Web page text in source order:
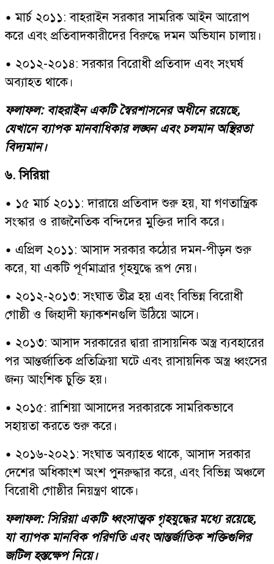
• মার্চ ২০১১: বাহরাইন সরকার সামরিক আইন আরোপ
করে এবং প্রতিবাদকারীদের বিরুদ্ধে দমন অভিযান চালায়।
• ২০১২-২০১৪: সরকার বিরোধী প্রতিবাদ এবং সংঘর্ষ
অব্যাহত থাকে।
ফলাফল: বাহরাইন একটি স্বৈরশাসনের অধীনে রয়েছে,
যেখানে ব্যাপক মানবাধিকার লঙ্ঘন এবং চলমান অস্থিরতা
বিদ্যমান।
৬. সিরিয়া
• ১৫ মার্চ ২০১১: দারায়ে প্রতিবাদ শুরু হয়, যা গণতান্ত্রিক
সংস্কার ও রাজনৈতিক বন্দিদের মুক্তির দাবি করে।
• এপ্রিল ২০১১: আসাদ সরকার কঠোর দমন-পীড়ন শুরু
করে, যা একটি পূর্ণমাত্রার গৃহযুদ্ধে রূপ নেয়।
• ২০১২-২০১৩: সংঘাত তীব্র হয় এবং বিভিন্ন বিরোধী
গোষ্ঠী ও জিহাদী ফ্যাকশনগুলি উঠিয়ে আসে।
• ২০১৩: আসাদ সরকারের দ্বারা রাসায়নিক অস্ত্র ব্যবহারের
পর আন্তর্জাতিক প্রতিক্রিয়া ঘটে এবং রাসায়নিক অস্ত্র ধ্বংসের
জন্য আংশিক চুক্তি হয়।
• ২০১৫: রাশিয়া আসাদের সরকারকে সামরিকভাবে
সহায়তা করতে শুরু করে।
• ২০১৬-২০২১: সংঘাত অব্যাহত থাকে, আসাদ সরকার
দেশের অধিকাংশ অংশ পুনরুদ্ধার করে, এবং বিভিন্ন অঞ্চলে
বিরোধী গোষ্ঠীর নিয়ন্ত্রণ থাকে।
ফলাফল: সিরিয়া একটি ধ্বংসাত্মক গৃহযুদ্ধের মধ্যে রয়েছে,
যা ব্যাপক মানবিক পরিণতি এবং আন্তর্জাতিক শক্তিগুলির
জটিল হস্তক্ষেপ নিয়ে।